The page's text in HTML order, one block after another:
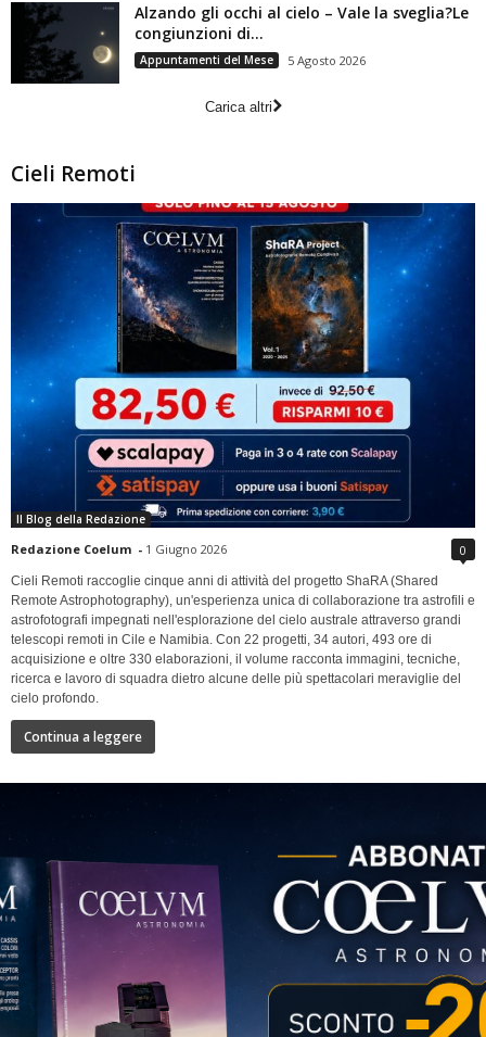
Alzando gli occhi al cielo – Vale la sveglia?Le
congiunzioni di...
Appuntamenti del Mese 5 Agosto 2026
Carica altri
Cieli Remoti
Il Blog della Redazione
Redazione Coelum - 1 Giugno 2026 0
Cieli Remoti raccoglie cinque anni di attività del progetto ShaRA (Shared
Remote Astrophotography), un'esperienza unica di collaborazione tra astrofili e
astrofotografi impegnati nell'esplorazione del cielo australe attraverso grandi
telescopi remoti in Cile e Namibia. Con 22 progetti, 34 autori, 493 ore di
acquisizione e oltre 330 elaborazioni, il volume racconta immagini, tecniche,
ricerca e lavoro di squadra dietro alcune delle più spettacolari meraviglie del
cielo profondo.
Continua a leggere